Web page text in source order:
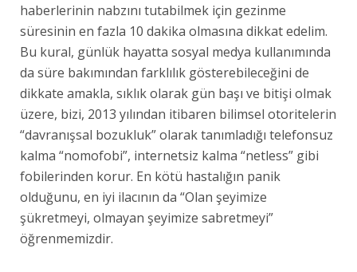
haberlerinin nabzını tutabilmek için gezinme
süresinin en fazla 10 dakika olmasına dikkat edelim.
Bu kural, günlük hayatta sosyal medya kullanımında
da süre bakımından farklılık gösterebileceğini de
dikkate amakla, sıklık olarak gün başı ve bitişi olmak
üzere, bizi, 2013 yılından itibaren bilimsel otoritelerin
“davranışsal bozukluk” olarak tanımladığı telefonsuz
kalma “nomofobi”, internetsiz kalma “netless” gibi
fobilerinden korur. En kötü hastalığın panik
olduğunu, en iyi ilacının da “Olan şeyimize
şükretmeyi, olmayan şeyimize sabretmeyi”
öğrenmemizdir.